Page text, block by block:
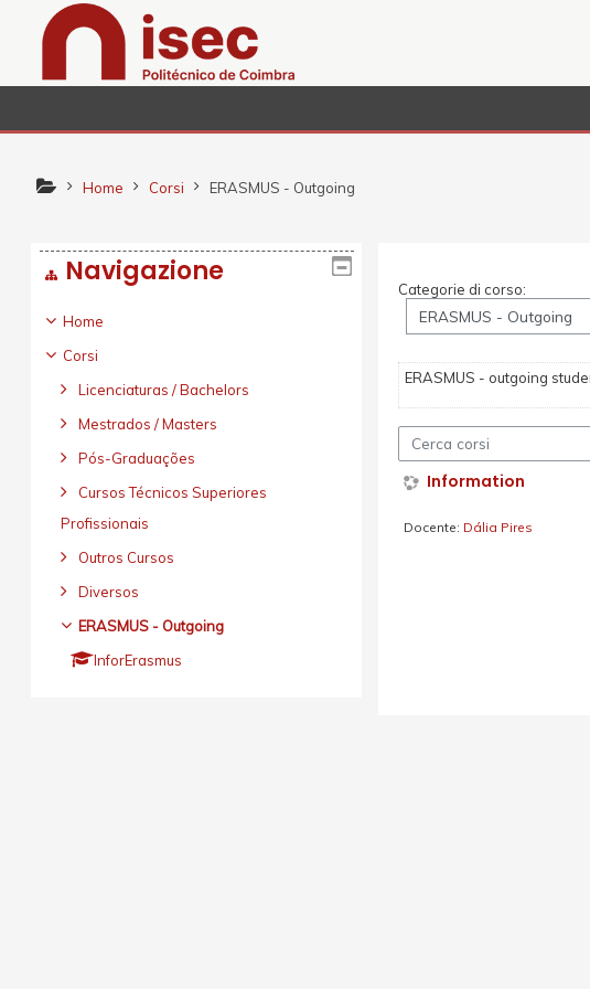
Vai al contenuto principale
Home Corsi ERASMUS - Outgoing
Categorie di corso:
ERASMUS - outgoing
Cerca corsi
Information
Docente: Dália Pires
Navigazione
Home
Corsi
Licenciaturas / Bachelors
Mestrados / Masters
Pós-Graduações
Cursos Técnicos Superiores
Profissionais
Outros Cursos
Diversos
ERASMUS - Outgoing
InforErasmus